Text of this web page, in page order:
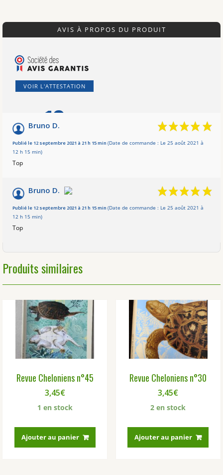
AVIS À PROPOS DU PRODUIT
VOIR L'ATTESTATION
10
Basé sur 2 avis
Bruno D.
Publié le 12 septembre 2021 à 21 h 15 min (Date de commande : Le 25 août 2021 à
12 h 15 min)
Top
Bruno D.
Publié le 12 septembre 2021 à 21 h 15 min (Date de commande : Le 25 août 2021 à
12 h 15 min)
Top
Produits similaires
Revue Cheloniens n°45
3,45€
1 en stock
Ajouter au panier
Revue Cheloniens n°30
3,45€
2 en stock
Ajouter au panier